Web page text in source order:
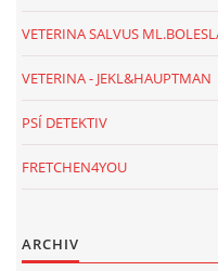
VETERINA SALVUS
VETERINA - JEKL&HAUPTMAN
PSÍ DETEKTIV
FRETCHEN4YOU
ARCHIV